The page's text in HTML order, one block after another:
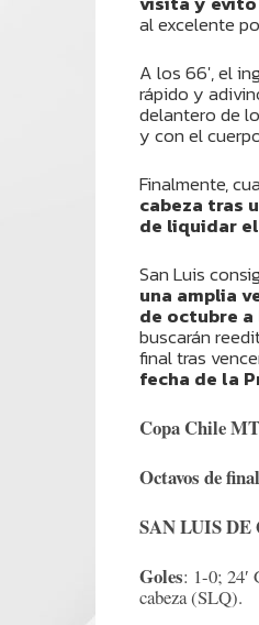
al excelente
A los 66′, el
rápido y
delantero de
y con el
Finalmente,
cabeza tras
de liquidar
San Luis
una amplia
de octubre
buscarán
final tras
fecha de la
Copa Chile
Octavos de
SAN LUIS
Goles: 1-0; 24′
cabeza (SLQ).